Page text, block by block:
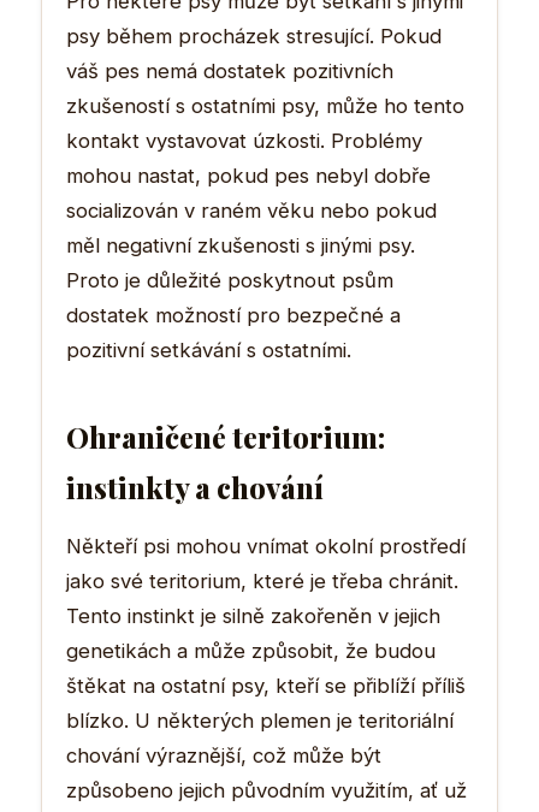
psy během procházek stresující. Pokud
váš pes nemá dostatek pozitivních
zkušeností s ostatními psy, může ho tento
kontakt vystavovat úzkosti. Problémy
mohou nastat, pokud pes nebyl dobře
socializován v raném věku nebo pokud
měl negativní zkušenosti s jinými psy.
Proto je důležité poskytnout psům
dostatek možností pro bezpečné a
pozitivní setkávání s ostatními.
Ohraničené teritorium:
instinkty a chování
Někteří psi mohou vnímat okolní prostředí
jako své teritorium, které je třeba chránit.
Tento instinkt je silně zakořeněn v jejich
genetikách a může způsobit, že budou
štěkat na ostatní psy, kteří se přiblíží příliš
blízko. U některých plemen je teritoriální
chování výraznější, což může být
způsobeno jejich původním využitím, ať už